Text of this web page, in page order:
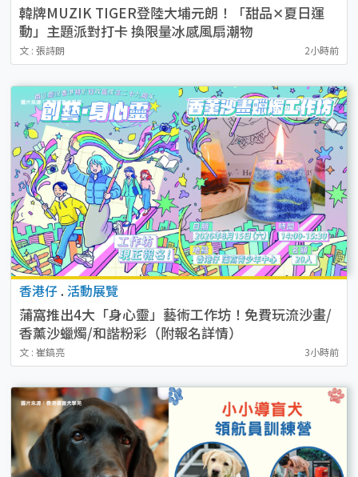
韓牌MUZIK TIGER登陸大埔元朗！「甜品✕夏日運
動」主題派對打卡 換限量冰感風扇潮物
文 : 張詩朗 2小時前
香港仔 . 活動展覽
蒲窩推出4大「身心靈」藝術工作坊！免費玩流沙畫/
香薰沙蠟燭/和諧粉彩（附報名詳情）
文 : 崔鎬亮 3小時前